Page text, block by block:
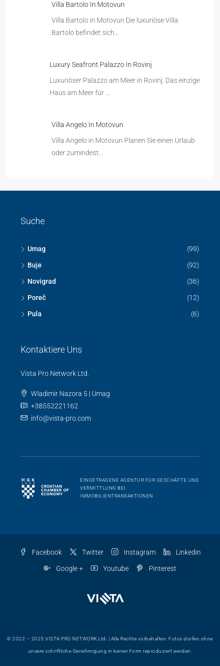
Villa Bartolo In Motovun
Villa Bartolo in Motovun Die luxuriöse Villa
Bartolo befindet sich…
Luxury Seafront Palazzo In Rovinj
Luxuriöser Palazzo am Meer in Rovinj. Das einzige
Haus am Meer für …
Villa Angelo In Motovun
Villa Angelo in Motovun Planen Sie einen Urlaub
oder zumindest…
Suche
Umag (99)
Buje (92)
Novigrad (36)
Poreč (12)
Pula (6)
Kontaktiere Uns
Vista Pro Network Ltd.
Wladimir Nazora 5 | Umag
+38552221162
info@vista-pro.com
EINGETRAGENE AGENTUR FÜR GESCHÄFTE UND
VERMITTLUNG BEI
IMMOBILIENTRANSAKTIONEN
Facebook Twitter Instagram Linkedin
Google + Youtube Pinterest
© 2022 – 2025 VISTA PRO NETWORK Ltd. | Alle Rechte vorbehalten. Fotos dürfen ohne
unsere schriftliche Genehmigung in keiner Form reproduziert werden.